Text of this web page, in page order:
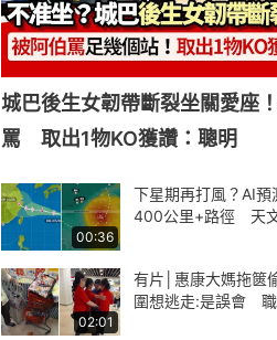
城巴後生女韌帶斷裂坐關愛座
罵 取出1物KO獲讚：聰明
00:36
下星期再打風？AI預
400公里+路徑 天
02:01
有片│惠康大媽拖篋
圍想逃走:是誤會